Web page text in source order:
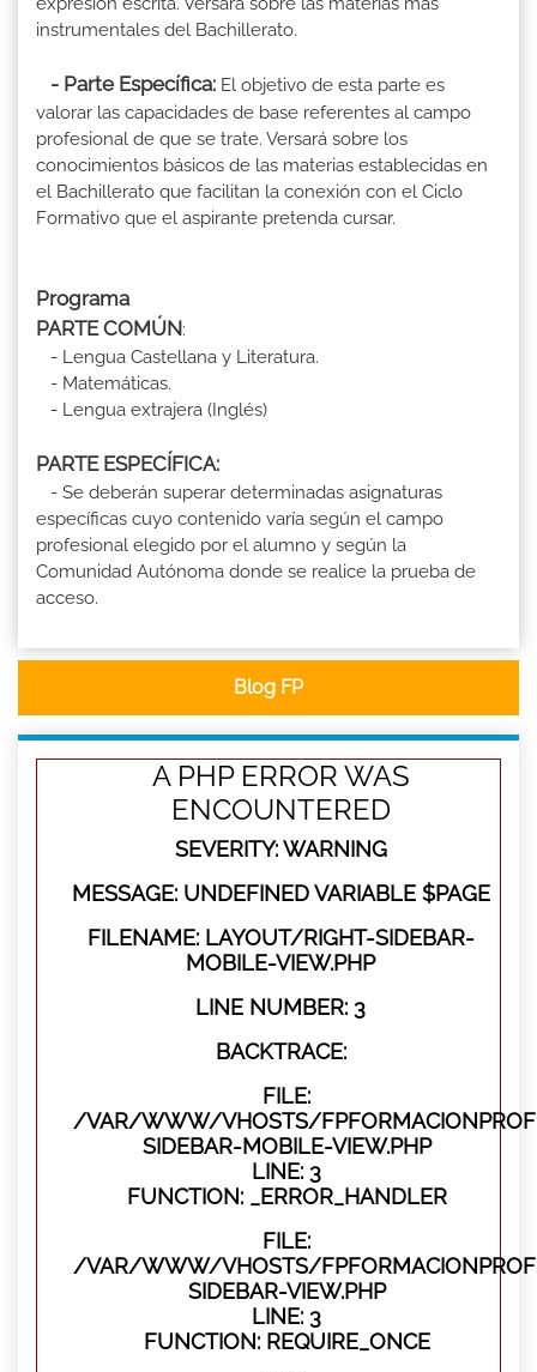
instrumentales del Bachillerato.
- Parte Específica: El objetivo de esta parte es
valorar las capacidades de base referentes al campo
profesional de que se trate. Versará sobre los
conocimientos básicos de las materias establecidas en
el Bachillerato que facilitan la conexión con el Ciclo
Formativo que el aspirante pretenda cursar.
Programa
PARTE COMÚN:
- Lengua Castellana y Literatura.
- Matemáticas.
- Lengua extrajera (Inglés)
PARTE ESPECÍFICA:
- Se deberán superar determinadas asignaturas
específicas cuyo contenido varía según el campo
profesional elegido por el alumno y según la
Comunidad Autónoma donde se realice la prueba de
acceso.
Blog FP
A PHP ERROR WAS
ENCOUNTERED
SEVERITY: WARNING
MESSAGE: UNDEFINED VARIABLE $PAGE
FILENAME: LAYOUT/RIGHT-SIDEBAR-
MOBILE-VIEW.PHP
LINE NUMBER: 3
BACKTRACE:
FILE:
/VAR/WWW/VHOSTS/
SIDEBAR-MOBILE-VIEW.PHP
LINE: 3
FUNCTION: _ERROR_HANDLER
FILE:
/VAR/WWW/VHOSTS/
SIDEBAR-VIEW.PHP
LINE: 3
FUNCTION: REQUIRE_ONCE